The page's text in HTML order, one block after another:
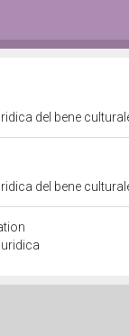
del bene
del bene